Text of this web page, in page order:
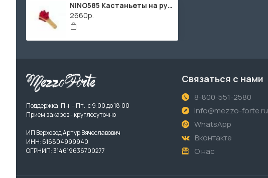
NINO585 Кастаньеты на ручке, Nino Percussion
2660р.
Поддержка: Пн. – Пт.: с 9:00 до 18:00
Прием заказов - круглосуточно
ИП Верховод Артур Вячеславович
ИНН: 616804999940
ОГРНИП: 314619636700277
Связаться с нами
8-800-551-2580
info@mezzo-forte.ru
WhatsApp
Вконтакте
О нас